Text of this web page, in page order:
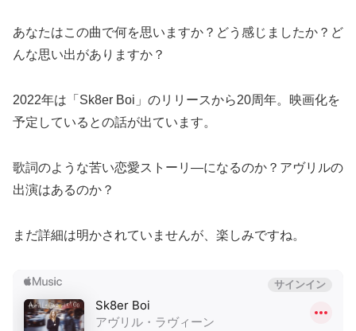
あなたはこの曲で何を思いますか？どう感じましたか？ど
んな思い出がありますか？
2022年は「Sk8er Boi」のリリースから20周年。映画化を
予定しているとの話が出ています。
歌詞のような苦い恋愛ストーリ―になるのか？アヴリルの
出演はあるのか？
まだ詳細は明かされていませんが、楽しみですね。